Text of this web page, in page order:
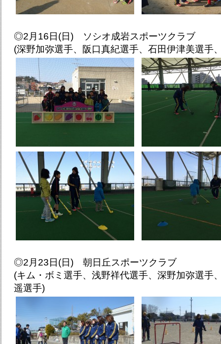
◎2月16日(日) ソシオ成岩スポーツクラブ
(深野加弥選手、阪口真紀選手、石田伊津美選手
◎2月23日(日) 朝日丘スポーツクラブ
(キム・ボミ選手、浅野祥代選手、深野加弥選手
遥選手)